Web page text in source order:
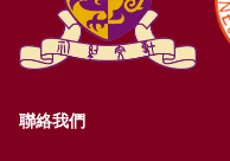
聯絡我們